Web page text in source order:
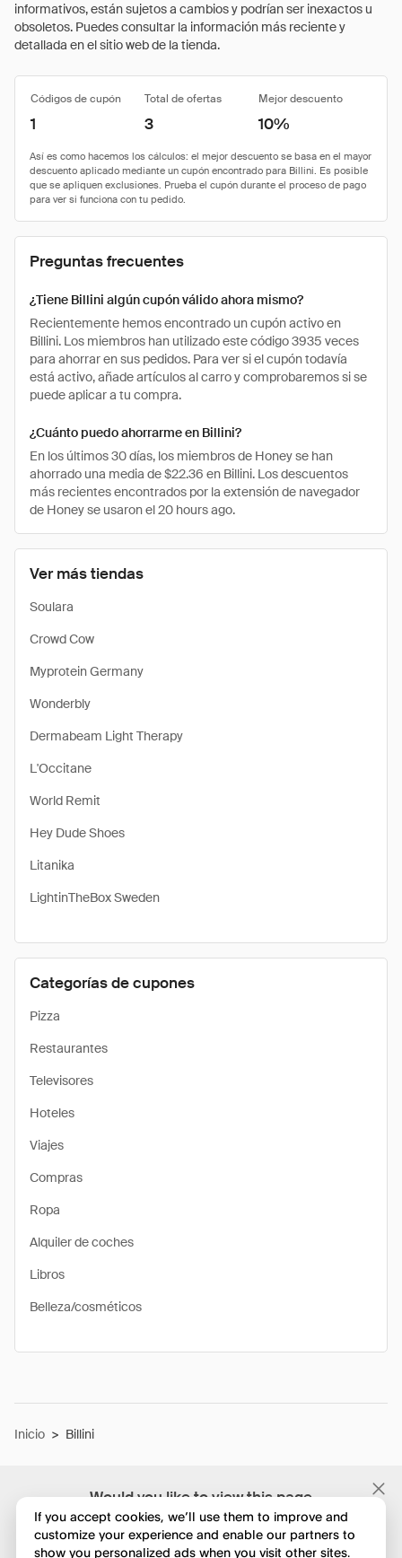
Would you like to view this page
in English?
informativos, están sujetos a cambios y podrían ser inexactos u
obsoletos. Puedes consultar la información más reciente y
detallada en el sitio web de la tienda.
Ver más tiendas
Soulara
Crowd Cow
Myprotein Germany
Wonderbly
Dermabeam Light Therapy
L'Occitane
World Remit
Hey Dude Shoes
Litanika
LightinTheBox Sweden
Categorías de cupones
Pizza
Restaurantes
Televisores
Hoteles
Viajes
Compras
Ropa
Alquiler de coches
Libros
Belleza/cosméticos
Códigos de cupón Total de ofertas Mejor descuento
1 3 10%
Preguntas frecuentes
¿Tiene Billini algún cupón válido ahora mismo?
Recientemente hemos encontrado un cupón activo en
Billini. Los miembros han utilizado este código 3935 veces
para ahorrar en sus pedidos. Para ver si el cupón todavía
está activo, añade artículos al carro y comprobaremos si se
puede aplicar a tu compra.
¿Cuánto puedo ahorrarme en Billini?
En los últimos 30 días, los miembros de Honey se han
ahorrado una media de $22.36 en Billini. Los descuentos
más recientes encontrados por la extensión de navegador
de Honey se usaron el 20 hours ago.
Inicio > Billini
If you accept cookies, we’ll use them to improve and
customize your experience and enable our partners to
show you personalized ads when you visit other sites.